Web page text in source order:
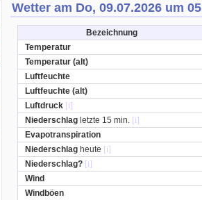
Wetter am Do, 09.07.2026 um
Bezeichnung
Temperatur
Temperatur (alt)
Luftfeuchte
Luftfeuchte (alt)
Luftdruck [i]
Niederschlag letzte 15 min. [i]
Evapotranspiration
Niederschlag heute [i]
Niederschlag? [i]
Wind
Windböen